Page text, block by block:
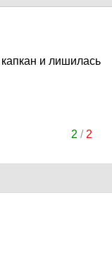
и лишилась
2 / 2